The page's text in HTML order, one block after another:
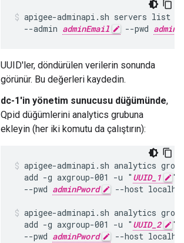
apigee-adminapi.sh servers list
  --admin
adminEmail --pwd
UUID'ler, döndürülen verilerin sonunda
görünür. Bu değerleri kaydedin.
dc-1'in yönetim sunucusu düğümünde,
Qpid düğümlerini analytics grubuna
ekleyin (her iki komutu da çalıştırın):
apigee-adminapi.sh analytics
  add -g axgroup-001 -u "
UUID_1
"
  --pwd
adminPword --host
apigee-adminapi.sh analytics
  add -g axgroup-001 -u "
UUID_2
"
  --pwd
adminPword --host